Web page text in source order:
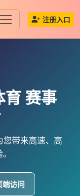
注册入口
育赛事
带来高速、高
端访问